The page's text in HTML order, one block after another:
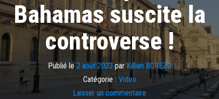
Bahamas suscite la
controverse !
Publié le2 août 2023par Killian BOREZO
Catégorie : Video
Laisser un commentaire